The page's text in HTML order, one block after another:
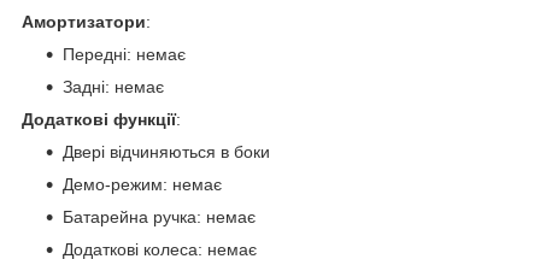
Амортизатори:
Передні: немає
Задні: немає
Додаткові функції:
Двері відчиняються в боки
Демо-режим: немає
Батарейна ручка: немає
Додаткові колеса: немає